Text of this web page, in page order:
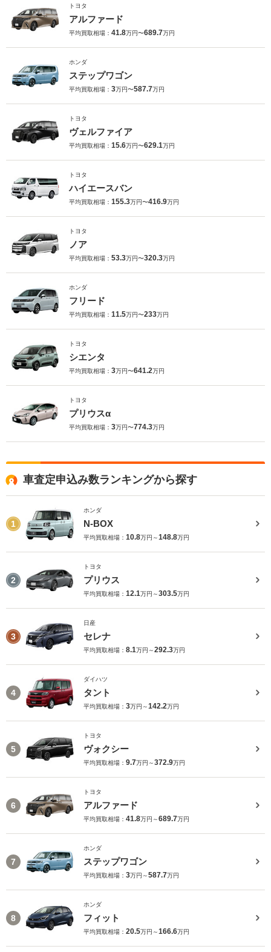
トヨタ
アルファード
平均買取相場： 41.8万円〜689.7万円
ホンダ
ステップワゴン
平均買取相場： 3万円〜587.7万円
トヨタ
ヴェルファイア
平均買取相場： 15.6万円〜629.1万円
トヨタ
ハイエースバン
平均買取相場： 155.3万円〜416.9万円
トヨタ
ノア
平均買取相場： 53.3万円〜320.3万円
ホンダ
フリード
平均買取相場： 11.5万円〜233万円
トヨタ
シエンタ
平均買取相場： 3万円〜641.2万円
トヨタ
プリウスα
平均買取相場： 3万円〜774.3万円
車査定申込み数ランキングから探す
1
ホンダ
N-BOX
平均買取相場： 10.8万円～148.8万円
2
トヨタ
プリウス
平均買取相場： 12.1万円～303.5万円
3
日産
セレナ
平均買取相場： 8.1万円～292.3万円
4
ダイハツ
タント
平均買取相場： 3万円～142.2万円
5
トヨタ
ヴォクシー
平均買取相場： 9.7万円～372.9万円
6
トヨタ
アルファード
平均買取相場： 41.8万円～689.7万円
7
ホンダ
ステップワゴン
平均買取相場： 3万円～587.7万円
8
ホンダ
フィット
平均買取相場： 20.5万円～166.6万円